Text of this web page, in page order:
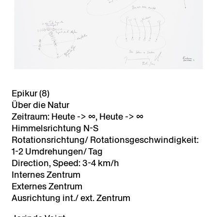
Epikur (8)
Über die Natur
Zeitraum: Heute -> ∞, Heute -> ∞
Himmelsrichtung N-S
Rotationsrichtung/ Rotationsgeschwindigkeit:
1-2 Umdrehungen/ Tag
Direction, Speed: 3-4 km/h
Internes Zentrum
Externes Zentrum
Ausrichtung int./ ext. Zentrum